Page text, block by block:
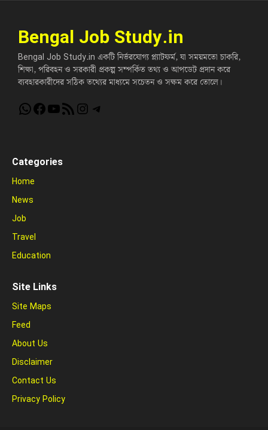
Bengal Job Study.in
Bengal Job Study.in একটি নির্ভরযোগ্য প্ল্যাটফর্ম, যা সময়মতো চাকরি,
শিক্ষা, পরিবহন ও সরকারী প্রকল্প সম্পর্কিত তথ্য ও আপডেট প্রদান করে
ব্যবহারকারীদের সঠিক তথ্যের মাধ্যমে সচেতন ও সক্ষম করে তোলে।
WhatsApp
Facebook
YouTube
RSS FeedInstagram
Telegram
Categories
Home
News
Job
Travel
Education
Site Links
Site Maps
Feed
About Us
Disclaimer
Contact Us
Privacy Policy